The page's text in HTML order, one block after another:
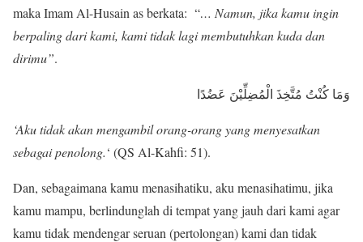
maka Imam Al-Husain as berkata: “… Namun, jika kamu ingin
berpaling dari kami, kami tidak lagi membutuhkan kuda dan
dirimu”.
وَمَا كُنْتُ مُتَّخِذَ الْمُضِلِّيْنَ عَضُدًا
‘Aku tidak akan mengambil orang-orang yang menyesatkan
sebagai penolong.‘ (QS Al-Kahfi: 51).
Dan, sebagaimana kamu menasihatiku, aku menasihatimu, jika
kamu mampu, berlindunglah di tempat yang jauh dari kami agar
kamu tidak mendengar seruan (pertolongan) kami dan tidak